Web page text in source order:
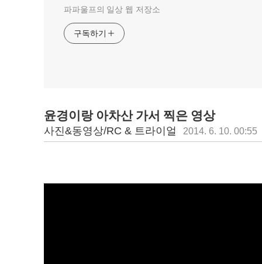
파파울프의 일상 웹 저장소
구독하기
윤경이랑 아차산 가서 찍은 영상
사진&동영상/RC & 트라이얼 2014. 6. 10. 00:55